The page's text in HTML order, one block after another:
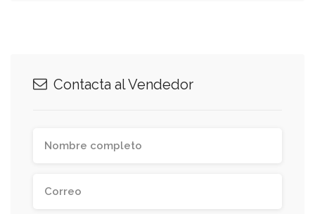
Contacta al Vendedor